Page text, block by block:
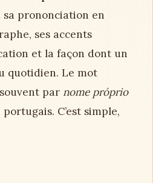
sa prononciation en
ses accents
et la façon dont un
quotidien. Le mot
par nome próprio
C’est simple,